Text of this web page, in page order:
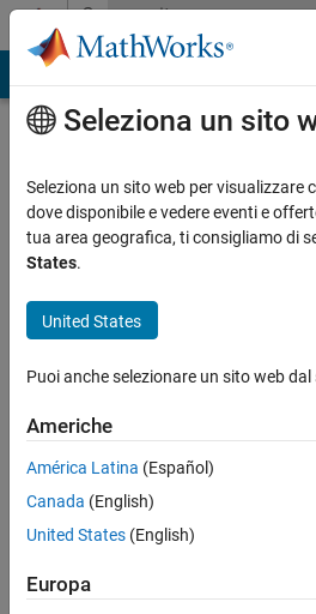
Vai al contenutoCommunity
Profile
소
강
Last
oltre 2
Attivo
Followers:
Seleziona un sito
Seleziona un sito web per
dove disponibile e vedere eventi e
tua area geografica, ti consigliamo di
States.
United States
Puoi anche selezionare un sito web dal
Americhe
América Latina (Español)
Canada (English)
United States (English)
Europa